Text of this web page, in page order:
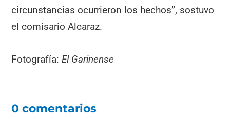
circunstancias ocurrieron los hechos”, sostuvo
el comisario Alcaraz.
Fotografía:El Garinense
0 comentarios